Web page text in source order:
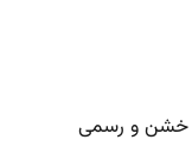
خشن و رسمی